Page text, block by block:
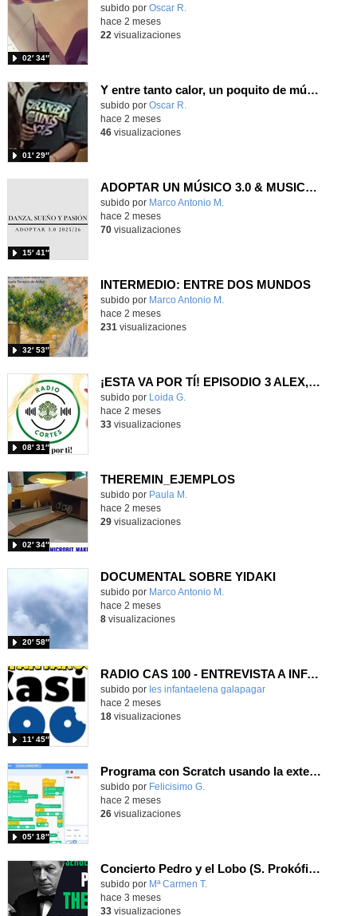
Contenido educativo.
subido por Oscar R.
02′ 34″
hace 2 meses
22 visualizaciones
Y entre tanto calor, un poquito de música con un toque de humor.
Contenido educativo.
subido por Oscar R.
01′ 29″
hace 2 meses
46visualizaciones
ADOPTAR UN MÚSICO 3.0 & MUSICATE - DANZA SUEÑO Y PASIÓN
Contenido educativo.
subido por Marco Antonio M.
15′ 41″
hace 2 meses
70visualizaciones
INTERMEDIO: ENTRE DOS MUNDOS
Contenido educativo.
subido por Marco Antonio M.
32′ 53″
hace 2 meses
231 visualizaciones
¡ESTA VA POR TÍ! EPISODIO 3 ALEX, LOIDA Y GEMA
Contenido educativo.
subido por Loida G.
08′ 31″
hace 2 meses
33visualizaciones
THEREMIN_EJEMPLOS
Contenido educativo.
subido por Paula M.
02′ 34″
hace 2 meses
29visualizaciones
DOCUMENTAL SOBRE YIDAKI
Contenido educativo.
subido por Marco Antonio M.
20′ 58″
hace 2 meses
8visualizaciones
RADIO CAS 100 - ENTREVISTA A INFANTAROCK, IES INFANTA ELENA
subido por Ies infantaelena galapagar
11′ 45″
-
hace 2 meses
18visualizaciones
Programa con Scratch usando la extensión Makey Makey, música y texto a voz
Contenido educativo.
subido por Felicisimo G.
05′ 18″
hace 2 meses
26visualizaciones
Concierto Pedro y el Lobo (S. Prokófiev - arr. D. Waldrop)
Contenido educativo.
subido por Mª Carmen T.
hace 3 meses
33visualizaciones